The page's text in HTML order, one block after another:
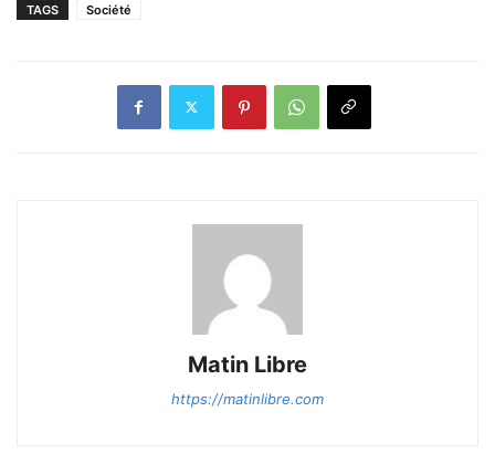
TAGS Société
Matin Libre
https://matinlibre.com